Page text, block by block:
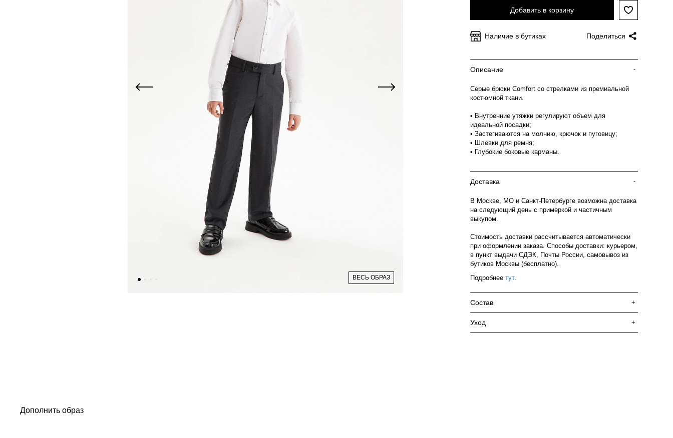
ВЕСЬ ОБРАЗ
Добавить в корзину
Наличие в бутиках Поделиться
Описание -
Серые брюки Comfort со стрелками из премиальной
костюмной ткани.
• Внутренние утяжки регулируют объем для
идеальной посадки;
• Застегиваются на молнию, крючок и пуговицу;
• Шлевки для ремня;
• Глубокие боковые карманы.
Доставка -
В Москве, МО и Санкт-Петербурге возможна доставка
на следующий день с примеркой и частичным
выкупом.
Стоимость доставки рассчитывается автоматически
при оформлении заказа. Способы доставки: курьером,
в пункт выдачи СДЭК, Почты России, самовывоз из
бутиков Москвы (бесплатно).
Подробнее тут.
Состав +
Уход +
Дополнить образ